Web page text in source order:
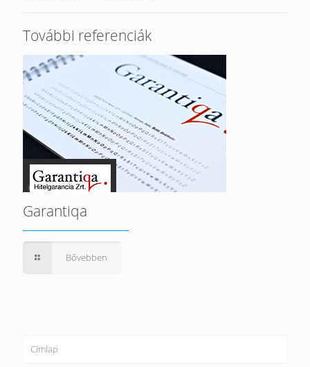
További referenciák
Garantiqa
Bővebben
Címlap